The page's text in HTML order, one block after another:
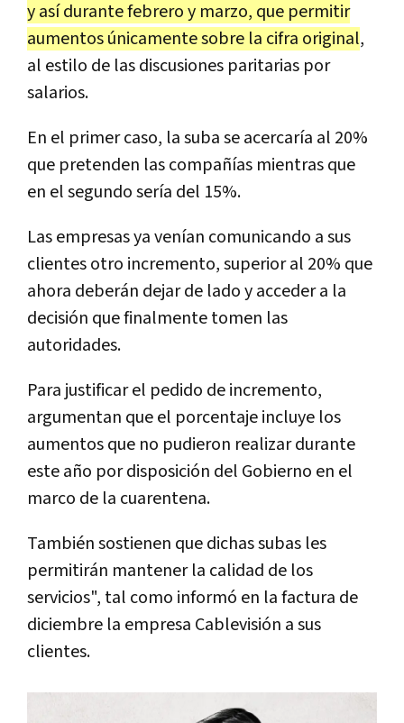
y así durante febrero y marzo, que permitir
aumentos únicamente sobre la cifra original,
al estilo de las discusiones paritarias por
salarios.
En el primer caso, la suba se acercaría al 20%
que pretenden las compañías mientras que
en el segundo sería del 15%.
Las empresas ya venían comunicando a sus
clientes otro incremento, superior al 20% que
ahora deberán dejar de lado y acceder a la
decisión que finalmente tomen las
autoridades.
Para justificar el pedido de incremento,
argumentan que el porcentaje incluye los
aumentos que no pudieron realizar durante
este año por disposición del Gobierno en el
marco de la cuarentena.
También sostienen que dichas subas les
permitirán mantener la calidad de los
servicios", tal como informó en la factura de
diciembre la empresa Cablevisión a sus
clientes.